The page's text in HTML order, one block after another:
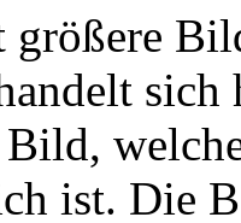
größere
ist. Die